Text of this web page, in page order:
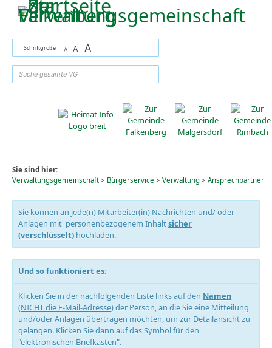
Zum Inhalt,zur Navigationoder
Schriftgröße A A A
Sie sind hier:
Verwaltungsgemeinschaft> Bürgerservice > Verwaltung> Ansprechpartner
Sie können an jede(n) Mitarbeiter(in) Nachrichten und/ oder
Anlagen mit personenbezogenem Inhaltsicher
(verschlüsselt) hochladen.
Und so funktioniert es:
Klicken Sie in der nachfolgenden Liste links auf den Namen
(NICHT die E-Mail-Adresse) der Person, an die Sie eine Mitteilung
und/oder Anlagen übertragen möchten, um zur Detailansicht zu
gelangen. Klicken Sie dann auf das Symbol für den
"elektronischen Briefkasten".